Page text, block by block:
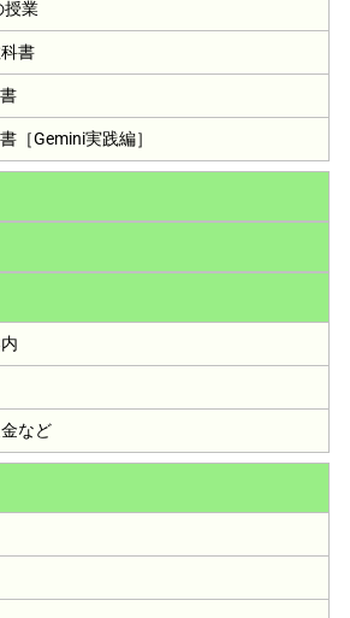
授業
書
［Gemini実践編］
など